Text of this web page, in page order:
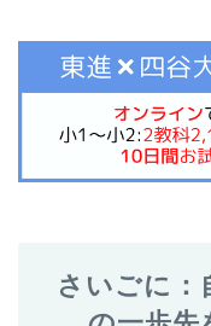
さいごに：